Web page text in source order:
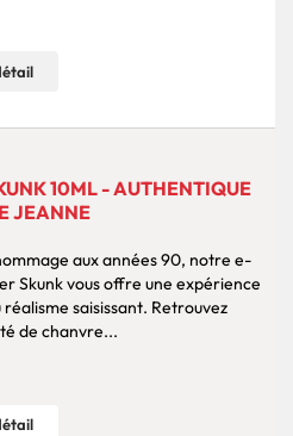
10ML - AUTHENTIQUE
JEANNE
aux années 90, notre e-
Skunk vous offre une expérience
réalisme saisissant. Retrouvez
de chanvre...